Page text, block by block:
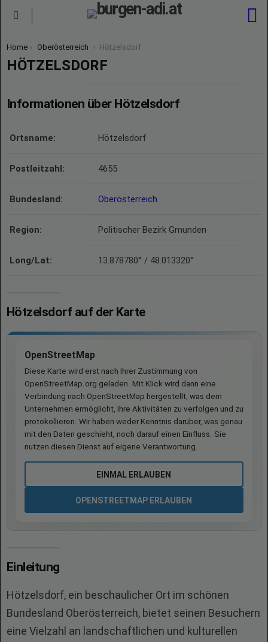
You are here:
Home Oberösterreich Hötzelsdorf
HÖTZELSDORF
Informationen über Hötzelsdorf
Ortsname: Hötzelsdorf
Postleitzahl: 4655
Bundesland: Oberösterreich
Region: Politischer Bezirk Gmunden
Long/Lat: 13.878780° / 48.013320°
Hötzelsdorf auf der Karte
OpenStreetMap
Diese Karte wird erst nach Ihrer Zustimmung von
OpenStreetMap.org geladen. Mit Klick wird dann eine
Verbindung nach OpenStreetMap hergestellt, was dem
Unternehmen ermöglicht, Ihre Aktivitäten zu verfolgen und zu
protokollieren. Wir haben weder Kenntnis darüber, was genau
mit den Daten geschieht, noch darauf einen Einfluss. Sie
nutzen diesen Dienst auf eigene Verantwortung.
EINMAL ERLAUBEN
OPENSTREETMAP ERLAUBEN
Einleitung
Hötzelsdorf, ein beschaulicher Ort im schönen
Bundesland Oberösterreich, bietet seinen Besuchern
eine Vielzahl an landschaftlichen und kulturellen